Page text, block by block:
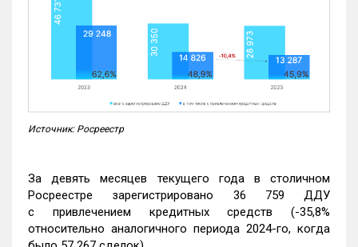
Источник: Росреестр
За девять месяцев текущего года в столичном
Росреестре зарегистрировано 36 759 ДДУ
с привлечением кредитных средств (-35,8%
относительно аналогичного периода 2024-го, когда